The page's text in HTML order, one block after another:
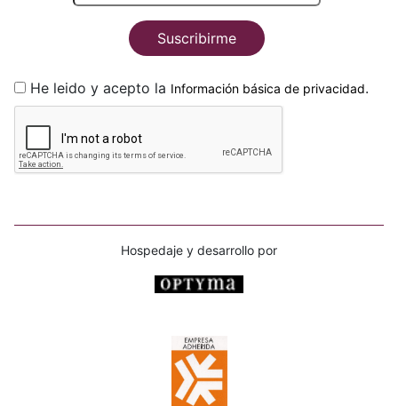
Suscribirme
He leido y acepto la Información básica de privacidad.
Hospedaje y desarrollo por